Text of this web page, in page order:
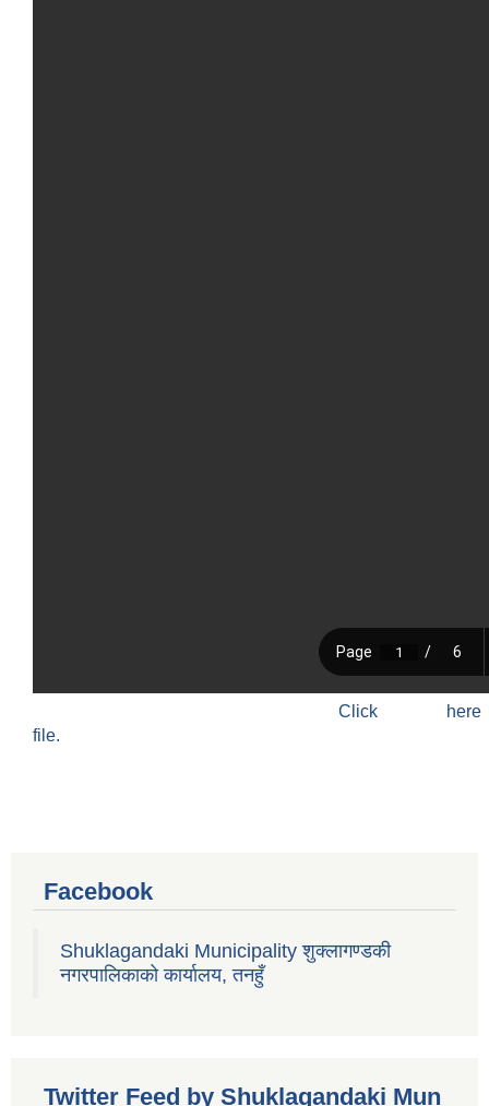
Click
file.
Facebook
Shuklagandaki Municipality शुक्लागण्डकी
नगरपालिकाको कार्यालय, तनहुँ
Twitter Feed by Shuklagandaki Mun